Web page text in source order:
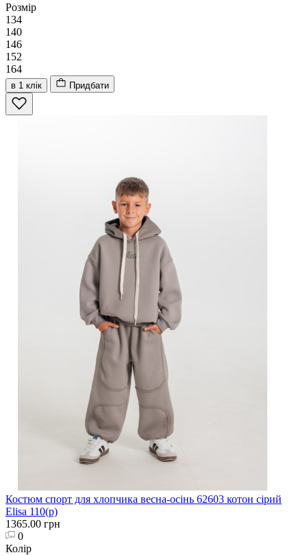
Розмір
134
140
146
152
164
в 1 клік Придбати
Костюм спорт для хлопчика весна-осінь 62603 котон сірий
Elisa 110(р)
1365.00 грн
0
Колір